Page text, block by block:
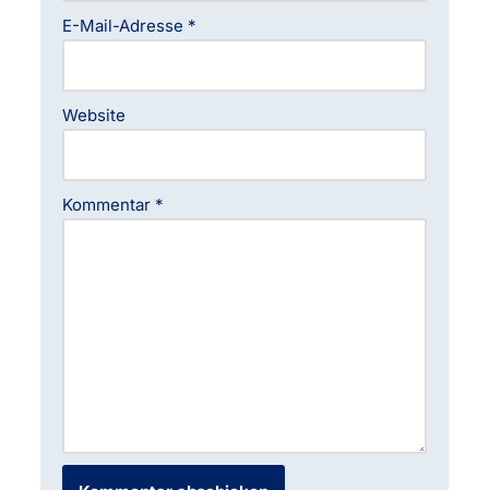
E-Mail-Adresse *
Website
Kommentar *